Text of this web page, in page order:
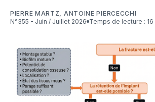
PIERRE MARTZ
ANTOINE PIERCECCHI
N°355 - Juin / Juillet 2026
Temps de lecture : 16